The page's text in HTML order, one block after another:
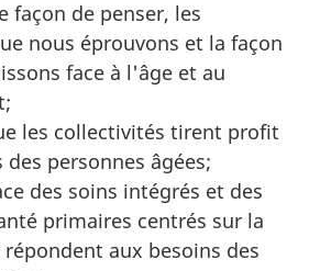
façon de penser, les
nous éprouvons et la façon
face à l'âge et au
les collectivités tirent profit
des personnes âgées;
des soins intégrés et des
primaires centrés sur la
aux besoins des